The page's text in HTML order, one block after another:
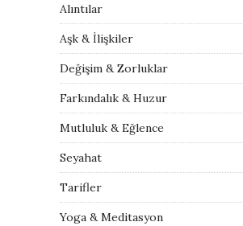
Alıntılar
Aşk & İlişkiler
Değişim & Zorluklar
Farkındalık & Huzur
Mutluluk & Eğlence
Seyahat
Tarifler
Yoga & Meditasyon